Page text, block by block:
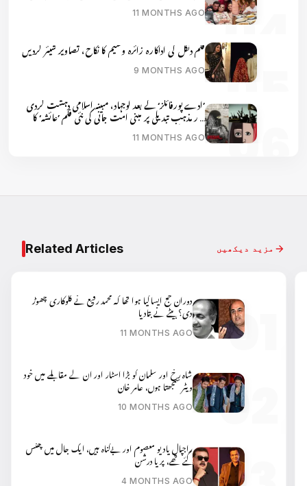
11 MONTHS AGO
فلم دنگل کی اداکارہ زائرہ وسیم کا نکاح، تصاویر شیئر کردیں
9 MONTHS AGO
’ادے پورفائلز‘ کے بعد لوجہاد، مبینہ اسلامی دہشت گردی
اور مذہب تبدیلی پر مبنی امت جانی کی نئی فلم ’عائشہ‘ کا
11 MONTHS AGO
Related Articles مزید دیکھیں
دوران حج ایسا کیا ہوا تھا کہ محمد رفیع نے گلوکاری چھوڑ
دی؟ بیٹے نے بتادیا
11 MONTHS AGO
شاہ رخ اور سلمان کو بڑا اسٹار اور ان کے مقابلے میں خود
ویٹر سمجھتا ہوں، عامر خان
10 MONTHS AGO
راجپال یادیو معصوم اور بےگناہ ہیں، ایک جال میں پھنس
گئے تھے، پریا درشن
4 MONTHS AGO